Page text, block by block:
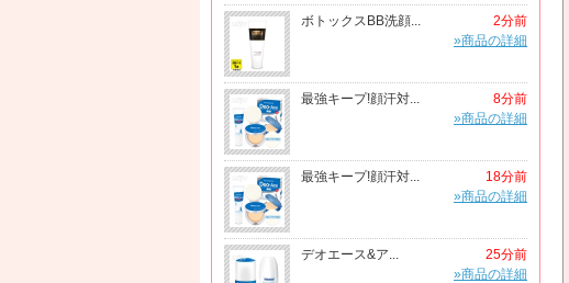
ボトックスBB洗顔...
2分前
»商品の詳細
最強キープ!顔汗対...
8分前
»商品の詳細
最強キープ!顔汗対...
18分前
»商品の詳細
デオエース&ア...
25分前
»商品の詳細